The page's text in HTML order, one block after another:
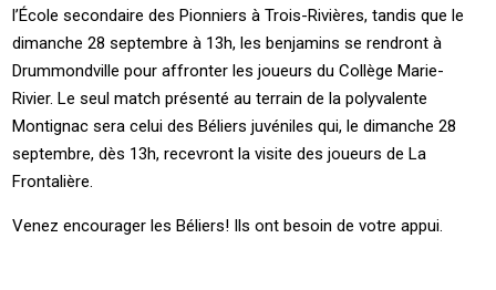
l’École secondaire des Pionniers à Trois-Rivières, tandis que le
dimanche 28 septembre à 13h, les benjamins se rendront à
Drummondville pour affronter les joueurs du Collège Marie-
Rivier. Le seul match présenté au terrain de la polyvalente
Montignac sera celui des Béliers juvéniles qui, le dimanche 28
septembre, dès 13h, recevront la visite des joueurs de La
Frontalière.
Venez encourager les Béliers! Ils ont besoin de votre appui.